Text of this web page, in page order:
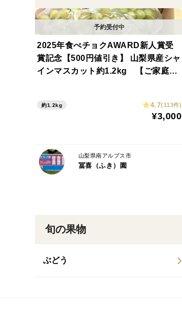
旬の果物
ぶどう
2025年食べチョクAWARD新人賞受
賞記念【500円値引き】 山梨県産シャ
インマスカット約1.2kg 【ご家庭用
約1.2kg 4.7(113件)
¥3,000
山梨県南アルプス市
冨喜（ふき）園